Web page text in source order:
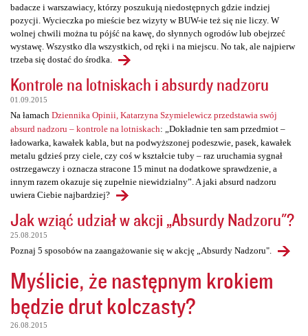
badacze i warszawiacy, którzy poszukują niedostępnych gdzie indziej
pozycji. Wycieczka po mieście bez wizyty w BUW-ie też się nie liczy. W
wolnej chwili można tu pójść na kawę, do słynnych ogrodów lub obejrzeć
wystawę. Wszystko dla wszystkich, od ręki i na miejscu. No tak, ale najpierw
trzeba się dostać do środka.
Kontrole na lotniskach i absurdy nadzoru
01.09.2015
Na łamach Dziennika Opinii, Katarzyna Szymielewicz przedstawia swój
absurd nadzoru – kontrole na lotniskach: „Dokładnie ten sam przedmiot –
ładowarka, kawałek kabla, but na podwyższonej podeszwie, pasek, kawałek
metalu gdzieś przy ciele, czy coś w kształcie tuby – raz uruchamia sygnał
ostrzegawczy i oznacza stracone 15 minut na dodatkowe sprawdzenie, a
innym razem okazuje się zupełnie niewidzialny”. A jaki absurd nadzoru
uwiera Ciebie najbardziej?
Jak wziąć udział w akcji „Absurdy Nadzoru"?
25.08.2015
Poznaj 5 sposobów na zaangażowanie się w akcję „Absurdy Nadzoru".
Myślicie, że następnym krokiem
będzie drut kolczasty?
26.08.2015